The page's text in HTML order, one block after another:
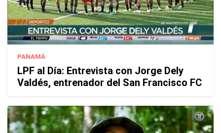
PANAMÁ
LPF al Día: Entrevista con Jorge Dely
Valdés, entrenador del San Francisco FC